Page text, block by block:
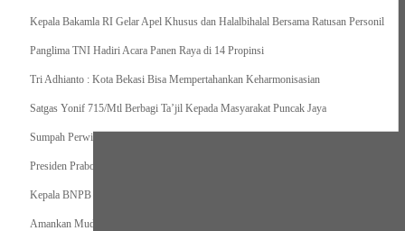
Kepala Bakamla RI Gelar Apel Khusus dan Halalbihalal Bersama Ratusan Personil
Panglima TNI Hadiri Acara Panen Raya di 14 Propinsi
Tri Adhianto : Kota Bekasi Bisa Mempertahankan Keharmonisasian
Satgas Yonif 715/Mtl Berbagi Ta’jil Kepada Masyarakat Puncak Jaya
Sumpah Perwira Sebagai Janji Suci Pegangan Seumur Hidup
Presiden Prabowo Serahkan Zakat kepada BAZNAS di Istana Negara
Kepala BNPB Himbau Pemda Waspada Potensi Bencana Saat Lebaran
Amankan Mudik, Panglima TNI Kerahkan 66714 Personel Dan Alutsista